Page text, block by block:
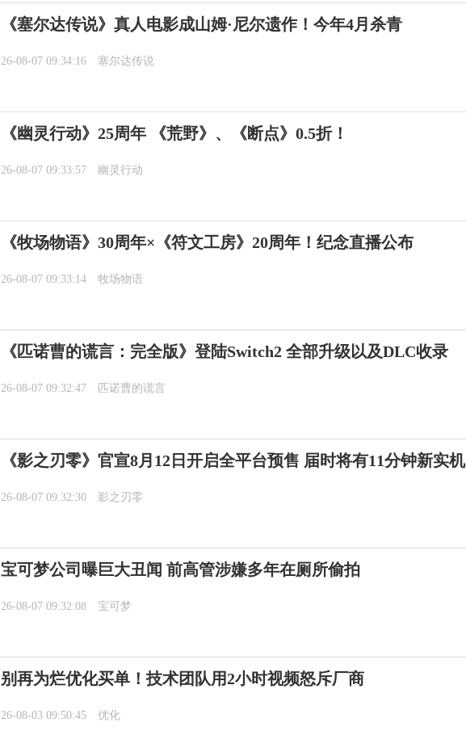
《塞尔达传说》真人电影成山姆·尼尔遗作！今年4月杀青
26-08-07 09:34:16 塞尔达传说
《幽灵行动》25周年 《荒野》、《断点》0.5折！
26-08-07 09:33:57 幽灵行动
《牧场物语》30周年×《符文工房》20周年！纪念直播公布
26-08-07 09:33:14 牧场物语
《匹诺曹的谎言：完全版》登陆Switch2 全部升级以及DLC收录
26-08-07 09:32:47 匹诺曹的谎言
《影之刃零》官宣8月12日开启全平台预售 届时将有11分钟新实机
26-08-07 09:32:30 影之刃零
宝可梦公司曝巨大丑闻 前高管涉嫌多年在厕所偷拍
26-08-07 09:32:08 宝可梦
别再为烂优化买单！技术团队用2小时视频怒斥厂商
26-08-03 09:50:45 优化